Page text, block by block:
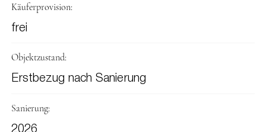
Käuferprovision:
frei
Objektzustand:
Erstbezug nach Sanierung
Sanierung:
2026